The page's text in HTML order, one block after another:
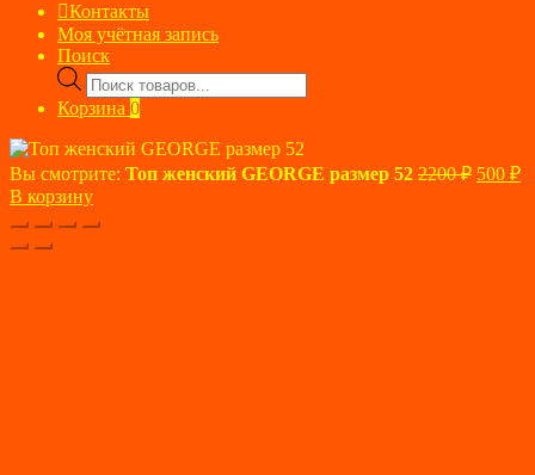
Контакты
Моя учётная запись
Поиск
Поиск
товаров
Корзина 0
Вы смотрите: Топ женский GEORGE размер 52 2200₽ 500 ₽
В корзину